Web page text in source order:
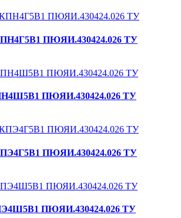
ПЮЯИ.430424.026 ТУ
ПЮЯИ.430424.026 ТУ
ПЮЯИ.430424.026 ТУ
ПЮЯИ.430424.026 ТУ